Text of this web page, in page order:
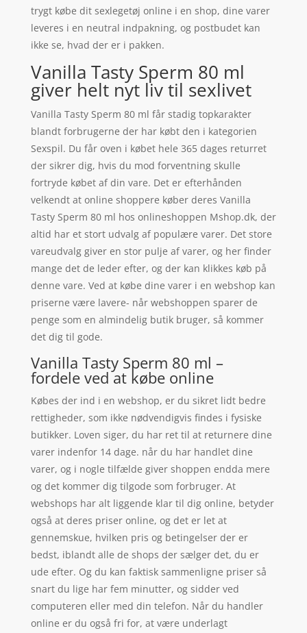
trygt købe dit sexlegetøj online i en shop, dine varer
leveres i en neutral indpakning, og postbudet kan
ikke se, hvad der er i pakken.
Vanilla Tasty Sperm 80 ml
giver helt nyt liv til sexlivet
Vanilla Tasty Sperm 80 ml får stadig topkarakter
blandt forbrugerne der har købt den i kategorien
Sexspil. Du får oven i købet hele 365 dages returret
der sikrer dig, hvis du mod forventning skulle
fortryde købet af din vare. Det er efterhånden
velkendt at online shoppere køber deres Vanilla
Tasty Sperm 80 ml hos onlineshoppen Mshop.dk, der
altid har et stort udvalg af populære varer. Det store
vareudvalg giver en stor pulje af varer, og her finder
mange det de leder efter, og der kan klikkes køb på
denne vare. Ved at købe dine varer i en webshop kan
priserne være lavere- når webshoppen sparer de
penge som en almindelig butik bruger, så kommer
det dig til gode.
Vanilla Tasty Sperm 80 ml –
fordele ved at købe online
Købes der ind i en webshop, er du sikret lidt bedre
rettigheder, som ikke nødvendigvis findes i fysiske
butikker. Loven siger, du har ret til at returnere dine
varer indenfor 14 dage. når du har handlet dine
varer, og i nogle tilfælde giver shoppen endda mere
og det kommer dig tilgode som forbruger. At
webshops har alt liggende klar til dig online, betyder
også at deres priser online, og det er let at
gennemskue, hvilken pris og betingelser der er
bedst, iblandt alle de shops der sælger det, du er
ude efter. Og du kan faktisk sammenligne priser så
snart du lige har fem minutter, og sidder ved
computeren eller med din telefon. Når du handler
online er du også fri for, at være underlagt